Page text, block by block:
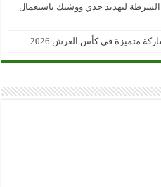
لتهديد جدي ووشيك باستعمال
متميزة في كأس العرش 2026